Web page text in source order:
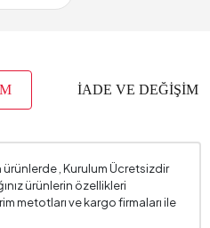
0,05 m3
İADE VE DEĞİŞİM
, Kurulum Ücretsizdir
ürünlerin özellikleri
metotları ve kargo firmaları ile